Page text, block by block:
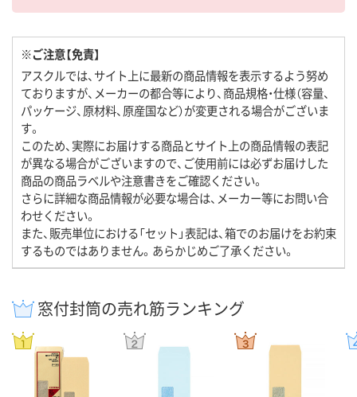
※ご注意【免責】
アスクルでは、サイト上に最新の商品情報を表示するよう努め
ておりますが、メーカーの都合等により、商品規格・仕様（容量、
パッケージ、原材料、原産国など）が変更される場合がございま
す。
このため、実際にお届けする商品とサイト上の商品情報の表記
が異なる場合がございますので、ご使用前には必ずお届けした
商品の商品ラベルや注意書きをご確認ください。
さらに詳細な商品情報が必要な場合は、メーカー等にお問い合
わせください。
また、販売単位における「セット」表記は、箱でのお届けをお約束
するものではありません。あらかじめご了承ください。
窓付封筒の売れ筋ランキング